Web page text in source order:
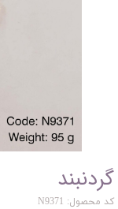
گردنبند
کد محصول: N9371